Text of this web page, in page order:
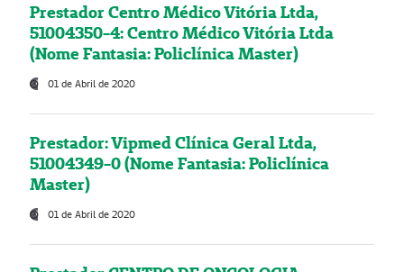
Prestador Centro Médico Vitória Ltda,
51004350-4: Centro Médico Vitória Ltda
(Nome Fantasia: Policlínica Master)
01 de Abril de 2020
Prestador: Vipmed Clínica Geral Ltda,
51004349-0 (Nome Fantasia: Policlínica
Master)
01 de Abril de 2020